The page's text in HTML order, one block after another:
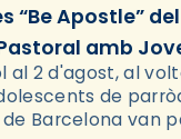
“Be Apostle”
amb
al 2 d'agost, al
de
Barcelona van